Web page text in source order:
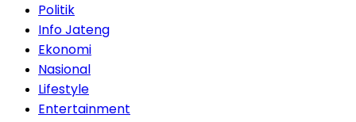
Politik
Info Jateng
Ekonomi
Nasional
Lifestyle
Entertainment